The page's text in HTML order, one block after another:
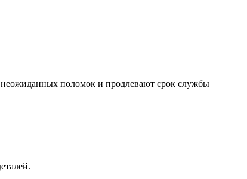
неожиданных поломок и продлевают срок службы